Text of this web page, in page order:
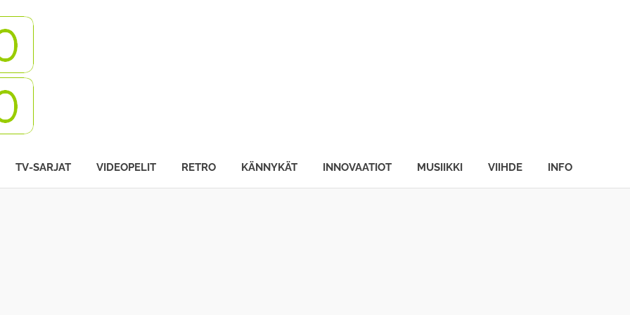
TV-SARJAT VIDEOPELIT RETRO KÄNNYKÄT INNOVAATIOT MUSIIKKI VIIHDE INFO